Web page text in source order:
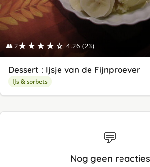
👥 2★★★★☆ 4.26 (23)
Dessert : Ijsje van de Fijnproever
IJs & sorbets
💬
Nog geen reacties